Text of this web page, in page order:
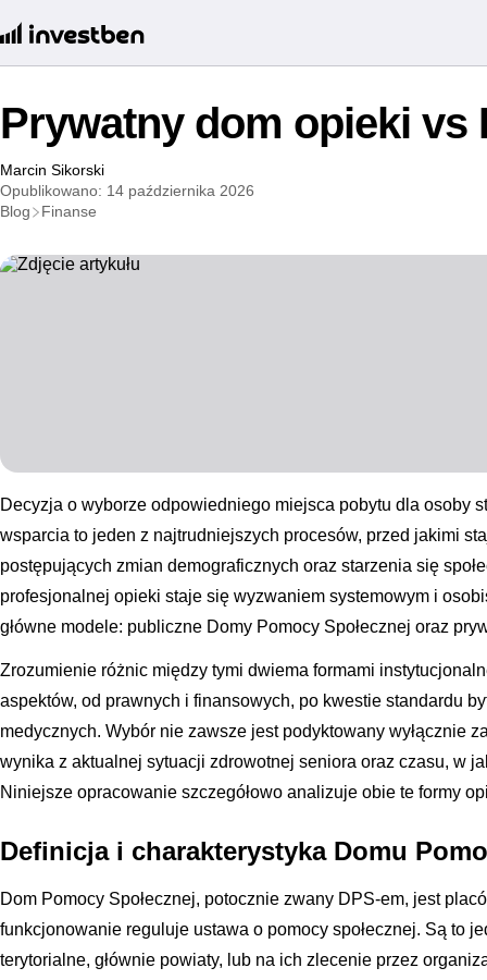
Prywatny dom opieki vs
Marcin Sikorski
Opublikowano: 14 października 2026
Blog
Finanse
Decyzja o wyborze odpowiedniego miejsca pobytu dla osoby
wsparcia to jeden z najtrudniejszych procesów, przed jakimi
postępujących zmian demograficznych oraz starzenia się
profesjonalnej opieki staje się wyzwaniem systemowym i
główne modele: publiczne Domy Pomocy Społecznej oraz
Zrozumienie różnic między tymi dwiema formami
aspektów, od prawnych i finansowych, po kwestie standardu
medycznych. Wybór nie zawsze jest podyktowany wyłącznie
wynika z aktualnej sytuacji zdrowotnej seniora oraz czasu, w
Niniejsze opracowanie szczegółowo analizuje obie te formy
Definicja i charakterystyka Domu
Dom Pomocy Społecznej, potocznie zwany DPS-em, jest
funkcjonowanie reguluje ustawa o pomocy społecznej. Są to
terytorialne, głównie powiaty, lub na ich zlecenie przez